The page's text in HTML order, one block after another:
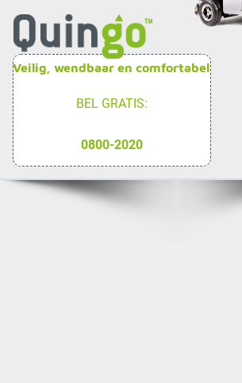
Veilig, wendbaar en comfortabel
BEL GRATIS:
0800-2020